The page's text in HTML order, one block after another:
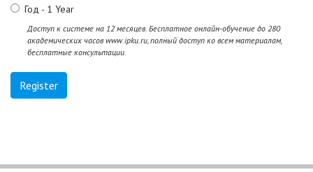
Год - 1 Year
Доступ к системе на 12 месяцев. Бесплатное онлайн-обучение до 280
академических часов www.ipku.ru, полный доступ ко всем материалам,
бесплатные консультации.